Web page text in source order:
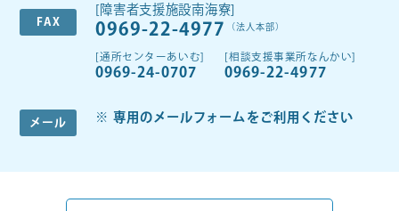
FAX
[障害者支援施設南海寮]
0969-22-4977 （法人本部）
[通所センターあいむ]
0969-24-0707
[相談支援事業所なんかい]
0969-22-4977
メール 専用のメールフォームをご利用ください